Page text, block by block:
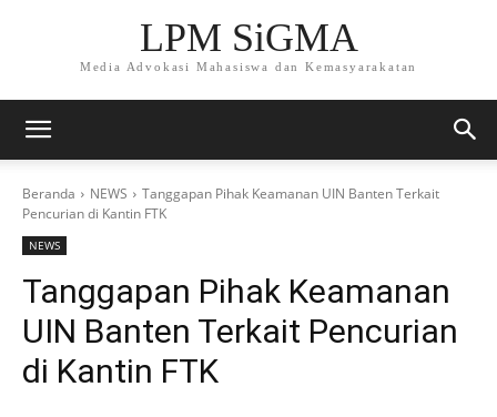
LPM SiGMA
Media Advokasi Mahasiswa dan Kemasyarakatan
Beranda NEWS
Tanggapan Pihak Keamanan UIN Banten Terkait
Pencurian di Kantin FTK
NEWS
Tanggapan Pihak Keamanan
UIN Banten Terkait Pencurian
di Kantin FTK